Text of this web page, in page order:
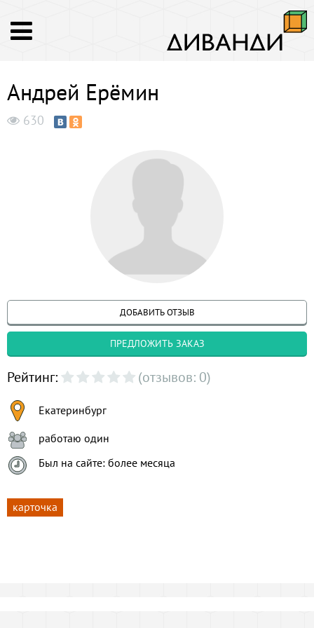
Андрей Ерёмин
630
ДОБАВИТЬ ОТЗЫВ
ПРЕДЛОЖИТЬ ЗАКАЗ
Рейтинг: (отзывов: 0)
Екатеринбург
работаю один
Был на сайте: более месяца
карточка